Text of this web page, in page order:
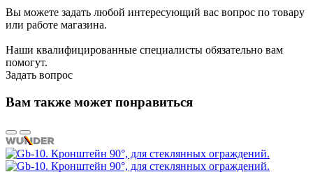
Вы можете задать любой интересующий вас вопрос по товару
или работе магазина.
Наши квалифицированные специалисты обязательно вам
помогут.
Задать вопрос
Вам также может понравиться